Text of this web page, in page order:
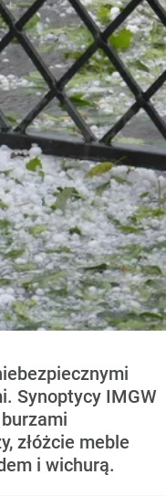
Synoptycy IMGW
złóżcie meble
i wichurą.